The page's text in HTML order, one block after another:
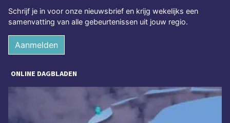
Schrijf je in voor onze nieuwsbrief en krijg wekelijks een
samenvatting van alle gebeurtenissen uit jouw regio.
Aanmelden
ONLINE DAGBLADEN